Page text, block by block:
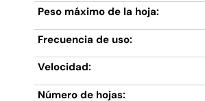
Peso máximo de la hoja:
Frecuencia de uso:
Velocidad:
Número de hojas: